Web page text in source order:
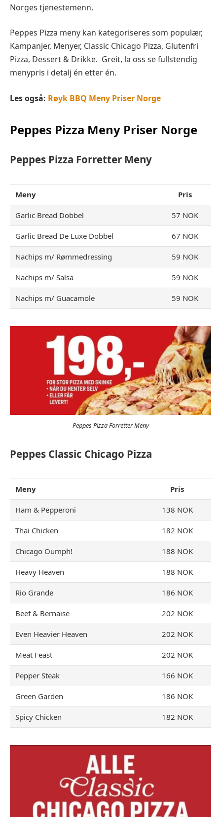
Norges tjenestemenn.
Peppes Pizza meny kan kategoriseres som populær,
Kampanjer, Menyer, Classic Chicago Pizza, Glutenfri
Pizza, Dessert & Drikke. Greit, la oss se fullstendig
menypris i detalj én etter én.
Les også: Røyk BBQ Meny Priser Norge
Peppes Pizza Meny Priser Norge
Peppes Pizza Forretter Meny
Meny Pris
Garlic Bread Dobbel 57 NOK
Garlic Bread De Luxe Dobbel 67 NOK
Nachips m/ Rømmedressing 59 NOK
Nachips m/ Salsa 59 NOK
Nachips m/ Guacamole 59 NOK
Peppes Pizza Forretter Meny
Peppes Classic Chicago Pizza
Meny Pris
Ham & Pepperoni 138 NOK
Thai Chicken 182 NOK
Chicago Oumph! 188 NOK
Heavy Heaven 188 NOK
Rio Grande 186 NOK
Beef & Bernaise 202 NOK
Even Heavier Heaven 202 NOK
Meat Feast 202 NOK
Pepper Steak 166 NOK
Green Garden 186 NOK
Spicy Chicken 182 NOK